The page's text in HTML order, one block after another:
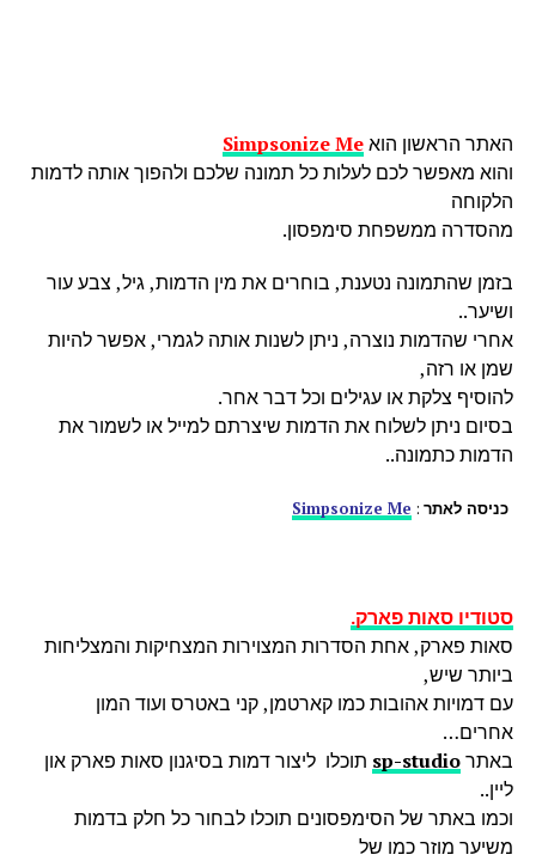
האתר הראשון הואSimpsonize Me
והוא מאפשר לכם לעלות כל תמונה שלכם ולהפוך אותה לדמות
הלקוחה
מהסדרה ממשפחת סימפסון.
בזמן שהתמונה נטענת, בוחרים את מין הדמות, גיל, צבע עור
ושיער..
אחרי שהדמות נוצרה, ניתן לשנות אותה לגמרי, אפשר להיות
שמן או רזה,
להוסיף צלקת או עגילים וכל דבר אחר.
בסיום ניתן לשלוח את הדמות שיצרתם למייל או לשמור את
הדמות כתמונה..
כניסה לאתר:
Simpsonize Me
סטודיו סאות פארק.
סאות פארק, אחת הסדרות המצוירות המצחיקות והמצליחות
ביותר שיש,
עם דמויות אהובות כמו קארטמן, קני באטרס ועוד המון
אחרים…
באתרsp-studio תוכלו ליצור דמות בסיגנון סאות פארק און
ליין..
וכמו באתר של הסימפסונים תוכלו לבחור כל חלק בדמות
משיער מוזר כמו של